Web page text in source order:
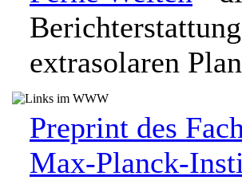
extrasolaren
Preprint des
Max-Planck-